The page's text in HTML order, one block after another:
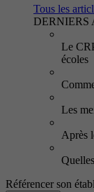
Tous les
DERNIERS
Le
écoles
Les
Après
Référencer son